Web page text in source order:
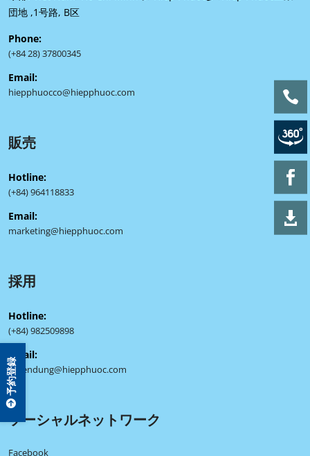
予約登録
団地 ,1号路, B区
Phone:
(+84 28) 37800345
Email:
hiepphuocco@hiepphuoc.com
販売
Hotline:
(+84) 964118833
Email:
marketing@hiepphuoc.com
採用
Hotline:
(+84) 982509898
Email:
tuyendung@hiepphuoc.com
ソーシャルネットワーク
Facebook